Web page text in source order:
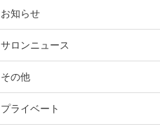
お知らせ
サロンニュース
その他
プライベート